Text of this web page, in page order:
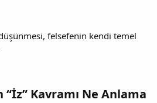
felsefenin kendi temel
“İz” Kavramı Ne Anlama